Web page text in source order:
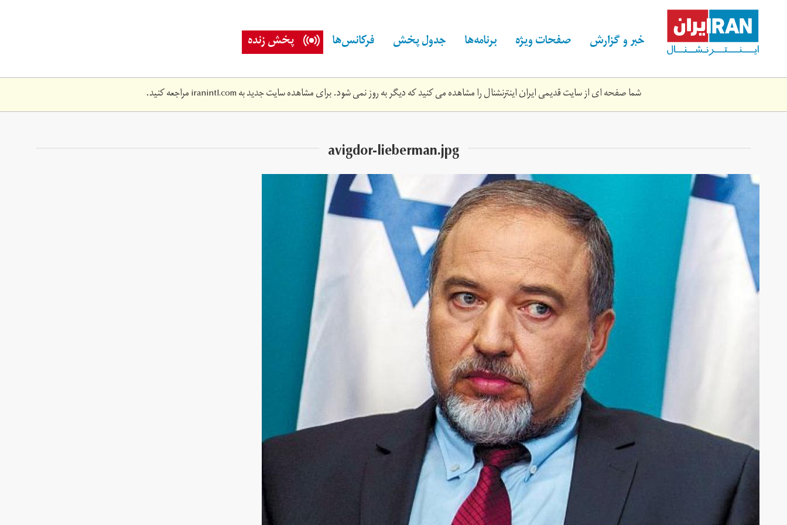
content خبر و گزارش صفحات ویژه برنامه‌ها جدول پخش فرکانس‌ها پخش زنده
شما صفحه ای از سایت قدیمی ایران اینترنشنال را مشاهده می کنید که دیگر به روز نمی شود. برای مشاهده سایت جدید بهiranintl.comمراجعه کنید.
avigdor-lieberman.jpg